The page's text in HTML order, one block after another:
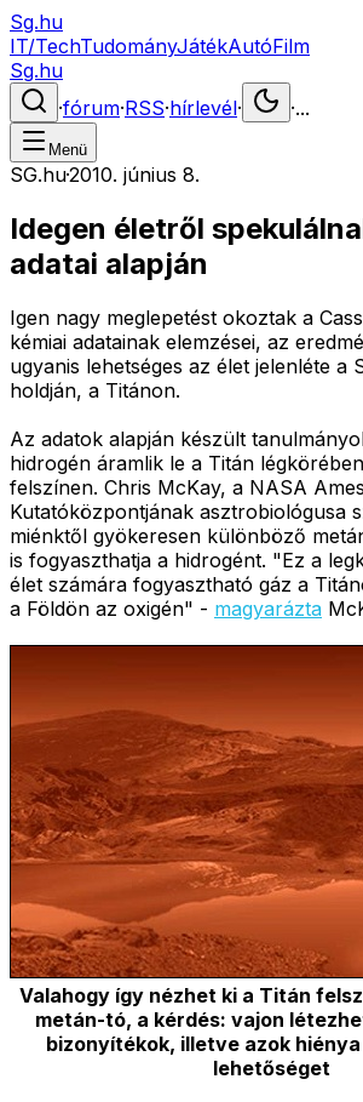
Sg.hu
IT/TechTudományJátékAutóFilm
Sg.hu
·fórum·RSS·hírlevél· ·...
Menü
SG.hu·2010. június 8.
Idegen életről
adatai alapján
Igen nagy meglepetést okoztak a
kémiai adatainak elemzései, az
ugyanis lehetséges az élet jelenléte a
holdján, a Titánon.
Az adatok alapján készült
hidrogén áramlik le a Titán
felszínen. Chris McKay, a NASA Ames
Kutatóközpontjának asztrobiológusa
miénktől gyökeresen különböző
is fogyaszthatja a hidrogént. "Ez a
élet számára fogyasztható gáz a
a Földön az oxigén" - magyarázta
Valahogy így nézhet ki a Titán
metán-tó, a kérdés: vajon
bizonyítékok, illetve azok hiénya
lehetőséget